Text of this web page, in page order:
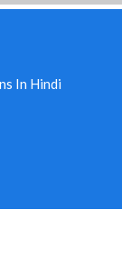
In Hindi